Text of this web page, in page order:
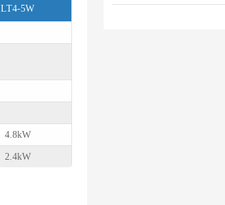
LT4-5W
4.8kW
2.4kW